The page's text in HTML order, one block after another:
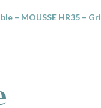
– MOUSSE HR35 –